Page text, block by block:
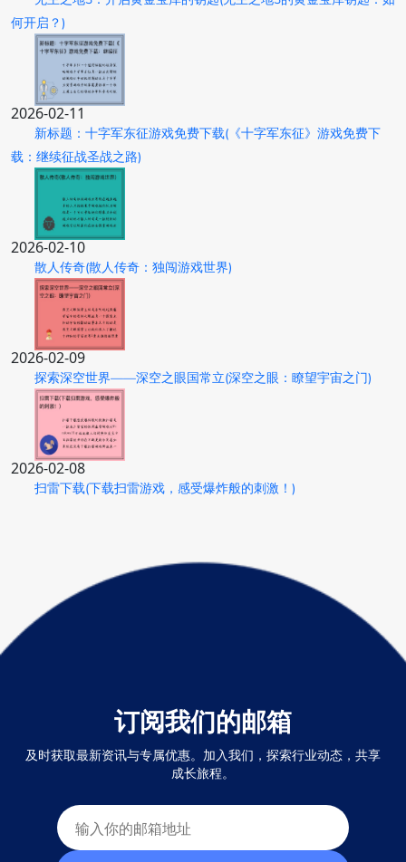
何开启？)
2026-02-11
新标题：十字军东征游戏免费下载(《十字军东征》游戏免费下
载：继续征战圣战之路)
2026-02-10
散人传奇(散人传奇：独闯游戏世界)
2026-02-09
探索深空世界——深空之眼国常立(深空之眼：瞭望宇宙之门)
2026-02-08
扫雷下载(下载扫雷游戏，感受爆炸般的刺激！)
订阅我们的邮箱
及时获取最新资讯与专属优惠。加入我们，探索行业动态，共享
成长旅程。